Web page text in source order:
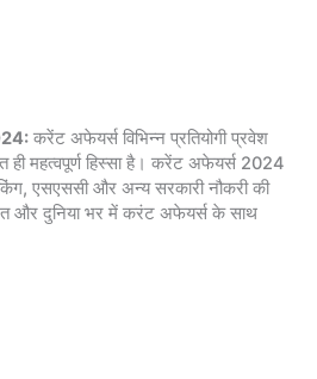
करेंट अफेयर्स विभिन्न प्रतियोगी प्रवेश
ही महत्वपूर्ण हिस्सा है। करेंट अफेयर्स 2024
एसएससी और अन्य सरकारी नौकरी की
और दुनिया भर में करंट अफेयर्स के साथ